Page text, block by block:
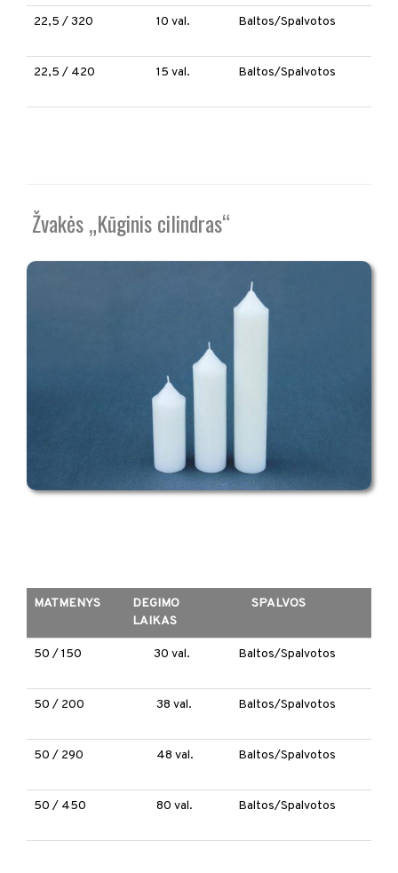
22,5 / 320 10 val. Baltos/Spalvotos
22,5 / 420 15 val. Baltos/Spalvotos
Žvakės „Kūginis cilindras“
MATMENYS
DEGIMO
LAIKAS
SPALVOS
50 / 150 30 val. Baltos/Spalvotos
50 / 200 38 val. Baltos/Spalvotos
50 / 290 48 val. Baltos/Spalvotos
50 / 450 80 val. Baltos/Spalvotos